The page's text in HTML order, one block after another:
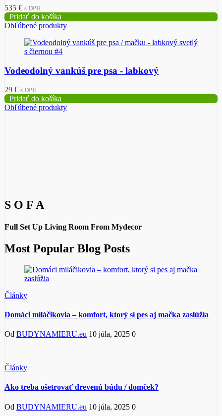
535 € s DPH
Pridať do košíka
Obľúbené produkty
Vodeodolný vankúš pre psa - labkový
29 € s DPH
Pridať do košíka
Obľúbené produkty
S O F A
Full Set Up Living Room From Mydecor
Most Popular Blog Posts
Články
Domáci miláčikovia – komfort, ktorý si pes aj mačka zaslúžia
Od BUDYNAMIERU.eu 10 júla, 2025 0
Články
Ako treba ošetrovať drevenú búdu / domček?
Od BUDYNAMIERU.eu 10 júla, 2025 0